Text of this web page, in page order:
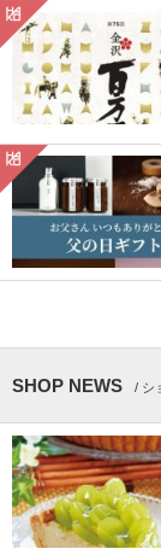
SHOP NEWS / シ